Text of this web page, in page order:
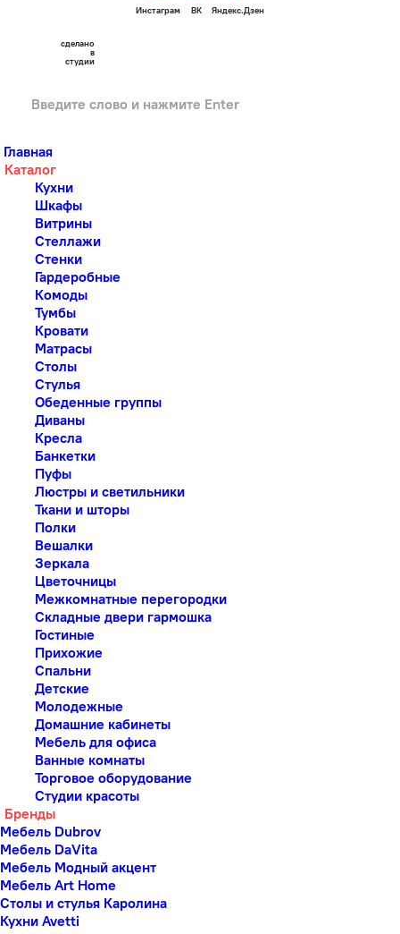
Инстаграм ВК Яндекс.Дзен
сделано
в
студии
Главная
Каталог
Кухни
Шкафы
Витрины
Стеллажи
Стенки
Гардеробные
Комоды
Тумбы
Кровати
Матрасы
Столы
Стулья
Обеденные группы
Диваны
Кресла
Банкетки
Пуфы
Люстры и светильники
Ткани и шторы
Полки
Вешалки
Зеркала
Цветочницы
Межкомнатные перегородки
Складные двери гармошка
Гостиные
Прихожие
Спальни
Детские
Молодежные
Домашние кабинеты
Мебель для офиса
Ванные комнаты
Торговое оборудование
Студии красоты
Бренды
Мебель Dubrov
Мебель DaVita
Мебель Модный акцент
Мебель Art Home
Столы и стулья Каролина
Кухни Avetti